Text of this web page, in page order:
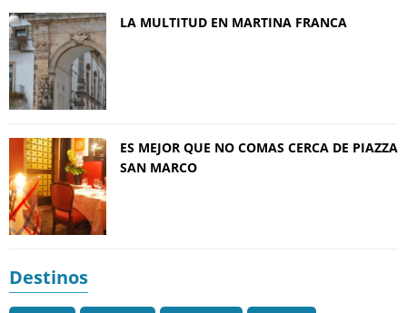
LA MULTITUD EN MARTINA FRANCA
ES MEJOR QUE NO COMAS CERCA DE PIAZZA
SAN MARCO
Destinos